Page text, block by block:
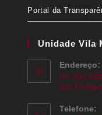
Portal da
Unidade Vila
Endereço:
Av. dos
dos
Telefone: